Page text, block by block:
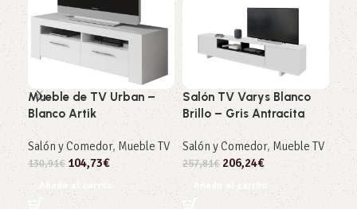
Mueble de TV Urban –
Blanco Artik
Salón y Comedor,Mueble TV
130,91€ 104,73€
Añadir al carrito
Salón TV Varys Blanco
Brillo – Gris Antracita
Salón y Comedor, Mueble TV
257,81€ 206,24€
Añadir al carrito